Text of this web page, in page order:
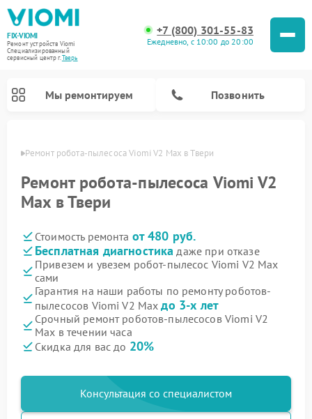
FIX-VIOMI
Ремонт устройств Viomi
Специализированный
cервисный центр г.Тверь
+7 (800) 301-55-83
Ежедневно, с 10:00 до 20:00
Мы ремонтируем Позвонить
Ремонт робота-пылесоса Viomi V2 Max в Твери
Ремонт робота-пылесоса Viomi V2
Max в Твери
Стоимость ремонта от 480 руб.
Бесплатная диагностика даже при отказе
Привезем и увезем робот-пылесос Viomi V2 Max
сами
Гарантия на наши работы по ремонту роботов-
пылесосов Viomi V2 Maxдо 3-х лет
Срочный ремонт роботов-пылесосов Viomi V2
Max в течении часа
Скидка для вас до 20%
Консультация со специалистом